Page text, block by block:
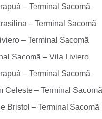
– Terminal Sacomã
– Terminal Sacomã
– Terminal Sacomã
Sacomã – Vila Liviero
– Terminal Sacomã
Celeste – Terminal Sacomã
Bristol – Terminal Sacomã